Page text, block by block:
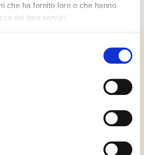
che ha fornito loro o che hanno
dei loro servizi.
DEI CONTENUTI